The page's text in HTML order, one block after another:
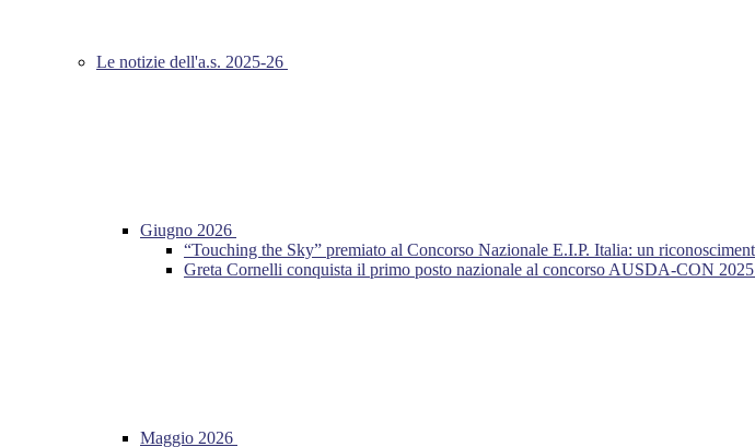
Le notizie dell'a.s. 2025-26
Giugno 2026
“Touching the Sky” premiato al Concorso Nazionale E.I.P. Italia: un
Greta Cornelli conquista il primo posto nazionale al concorso AUSDA-CON
Maggio 2026